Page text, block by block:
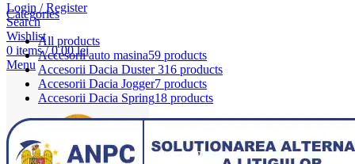
Login / Register
Search
Wishlist
0 items / 0,00lei
Menu
Categories
All products
Accesorii auto masina59 products
Accesorii Dacia Duster 316 products
Accesorii Dacia Jogger7 products
Accesorii Dacia Spring18 products